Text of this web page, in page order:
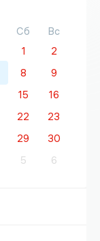
Сб
Вс
1
2
8
9
15
16
22
23
29
30
5 6